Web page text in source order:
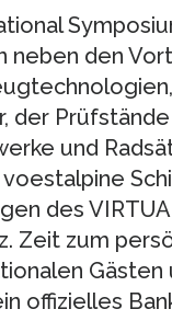
neben den
der
und
des
Zeit zum
offizielles